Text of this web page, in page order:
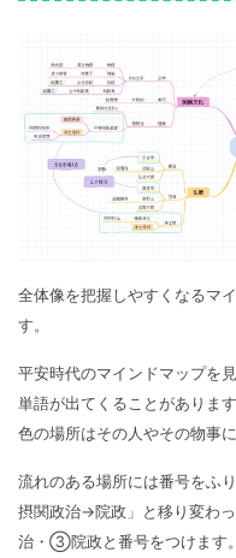
全体像を把握しやすくなるマ
す。
平安時代のマインドマップを
単語が出てくることがありま
色の場所はその人やその物事
流れのある場所には番号をふ
摂関政治→院政」と移り変わ
治・③院政と番号をつけます。